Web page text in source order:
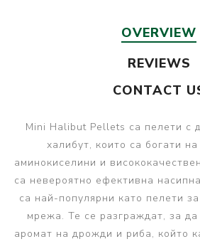
OVERVIEW
REVIEWS
CONTACT
Mini Halibut Pellets са пелети с
халибут, които са богати
аминокиселини и
са невероятно ефективна
са най-популярни като пелети
мрежа. Те се разграждат, за да
аромат на дрожди и риба, който